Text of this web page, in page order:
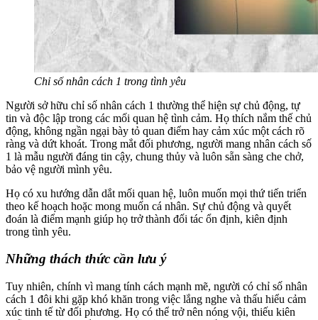
Chỉ số nhân cách 1 trong tình yêu
Người sở hữu chỉ số nhân cách 1 thường thể hiện sự chủ động, tự
tin và độc lập trong các mối quan hệ tình cảm. Họ thích nắm thế chủ
động, không ngần ngại bày tỏ quan điểm hay cảm xúc một cách rõ
ràng và dứt khoát. Trong mắt đối phương, người mang nhân cách số
1 là mẫu người đáng tin cậy, chung thủy và luôn sẵn sàng che chở,
bảo vệ người mình yêu.
Họ có xu hướng dẫn dắt mối quan hệ, luôn muốn mọi thứ tiến triển
theo kế hoạch hoặc mong muốn cá nhân. Sự chủ động và quyết
đoán là điểm mạnh giúp họ trở thành đối tác ổn định, kiên định
trong tình yêu.
Những thách thức cần lưu ý
Tuy nhiên, chính vì mang tính cách mạnh mẽ, người có chỉ số nhân
cách 1 đôi khi gặp khó khăn trong việc lắng nghe và thấu hiểu cảm
xúc tinh tế từ đối phương. Họ có thể trở nên nóng vội, thiếu kiên